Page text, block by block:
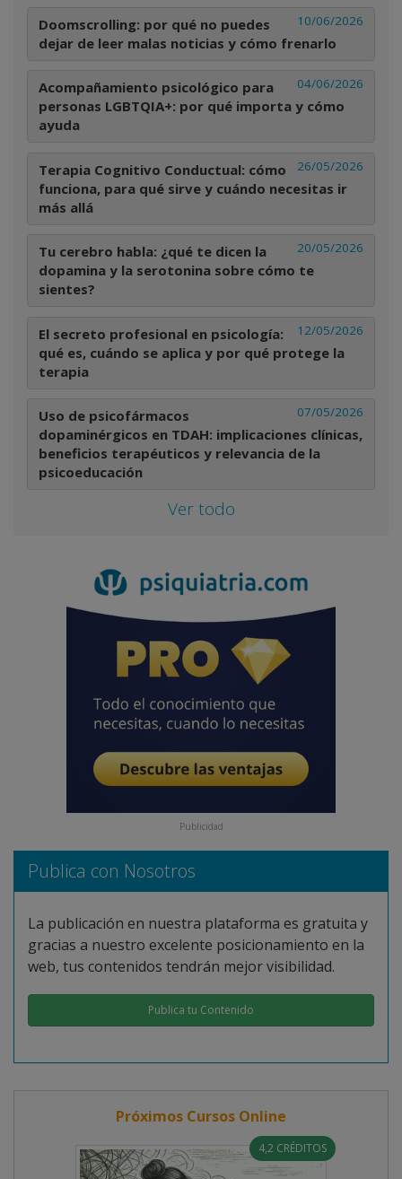
10/06/2026
Doomscrolling: por qué no puedes
dejar de leer malas noticias y cómo frenarlo
04/06/2026
Acompañamiento psicológico para
personas LGBTQIA+: por qué importa y cómo
ayuda
26/05/2026
Terapia Cognitivo Conductual: cómo
funciona, para qué sirve y cuándo necesitas ir
más allá
20/05/2026
Tu cerebro habla: ¿qué te dicen la
dopamina y la serotonina sobre cómo te
sientes?
12/05/2026
El secreto profesional en psicología:
qué es, cuándo se aplica y por qué protege la
terapia
07/05/2026
Uso de psicofármacos
dopaminérgicos en TDAH: implicaciones clínicas,
beneficios terapéuticos y relevancia de la
psicoeducación
Ver todo
Publicidad
Publica con Nosotros
La publicación en nuestra plataforma es gratuita y
gracias a nuestro excelente posicionamiento en la
web, tus contenidos tendrán mejor visibilidad.
Publica tu Contenido
Próximos Cursos Online
4,2 CRÉDITOS